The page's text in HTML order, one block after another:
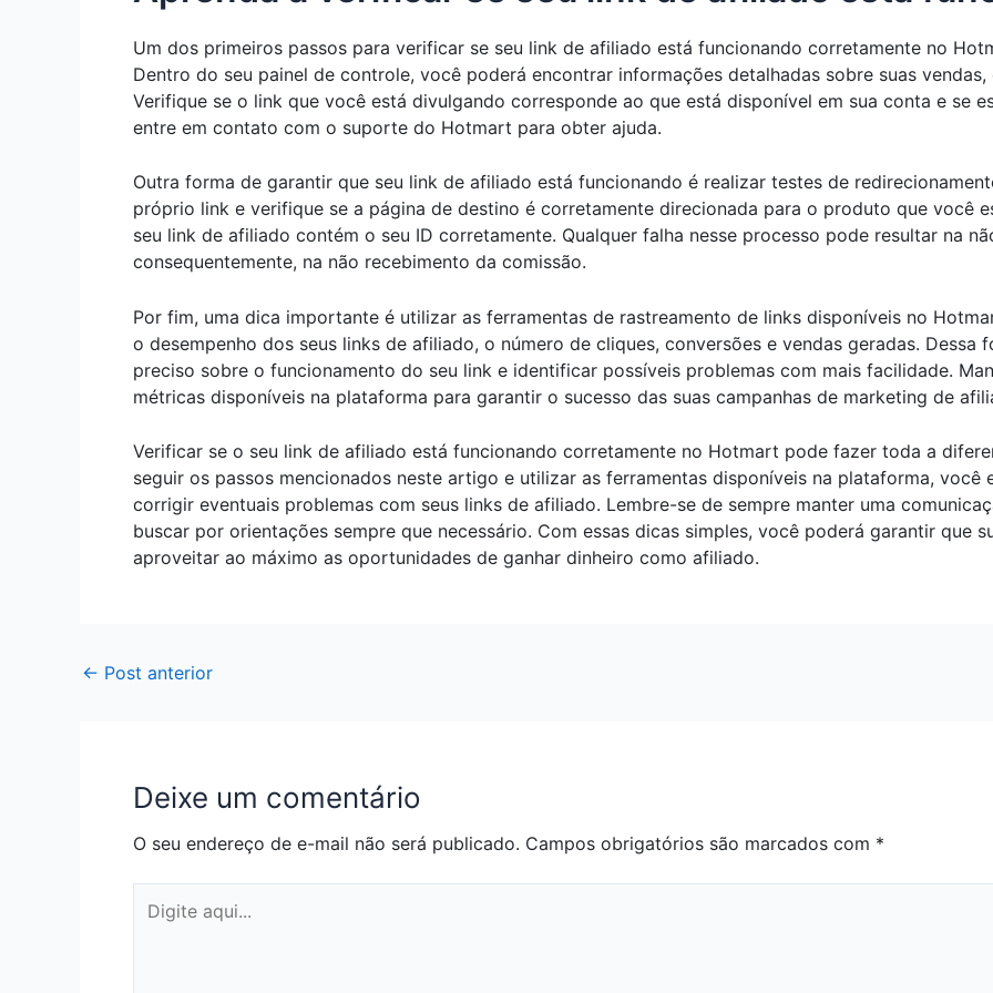
Um dos primeiros passos para verificar se seu link de afiliado está funcionando corretamente no
Dentro do seu painel de controle, você poderá encontrar informações detalhadas sobre suas
Verifique se o link que você está divulgando corresponde ao que está disponível em sua conta e se
entre em contato com o suporte do Hotmart para obter ajuda.
Outra forma de garantir que seu link de afiliado está funcionando é realizar testes de
próprio link e verifique se a página de destino é corretamente direcionada para o produto que você
seu link de afiliado contém o seu ID corretamente. Qualquer falha nesse processo pode resultar na
consequentemente, na não recebimento da comissão.
Por fim, uma dica importante é utilizar as ferramentas de rastreamento de links disponíveis no
o desempenho dos seus links de afiliado, o número de cliques, conversões e vendas geradas.
preciso sobre o funcionamento do seu link e identificar possíveis problemas com mais facilidade.
métricas disponíveis na plataforma para garantir o sucesso das suas campanhas de marketing de
Verificar se o seu link de afiliado está funcionando corretamente no Hotmart pode fazer toda a
seguir os passos mencionados neste artigo e utilizar as ferramentas disponíveis na plataforma,
corrigir eventuais problemas com seus links de afiliado. Lembre-se de sempre manter uma
buscar por orientações sempre que necessário. Com essas dicas simples, você poderá garantir que
aproveitar ao máximo as oportunidades de ganhar dinheiro como afiliado.
← Post anterior
Deixe um comentário
O seu endereço de e-mail não será publicado. Campos obrigatórios são marcados com *
aqui...